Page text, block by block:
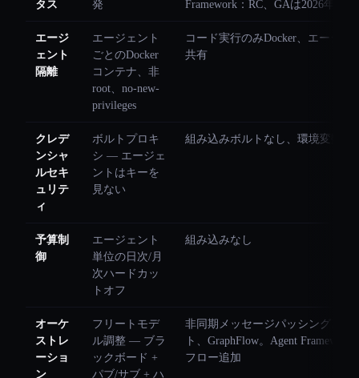
タス
発
Framework：RC、GAは2026年Q1
エージ
ェント
隔離
エージェント
ごとのDocker
コンテナ、非
root、no-new-
privileges
コード実行のみDocker、エージェ
共有
クレデ
ンシャ
ルセキ
ュリテ
ィ
ボルトプロキ
シ — エージェ
ントはキーを
見ない
組み込みボルトなし、環境変数
予算制
御
エージェント
単位の日次/月
次ハードカッ
トオフ
組み込みなし
オーケ
ストレ
ーショ
ン
フリートモデ
ル調整 — ブラ
ックボード +
パブ/サブ + ハ
非同期メッセージパッシング、グ
ト、GraphFlow。Agent
フロー追加